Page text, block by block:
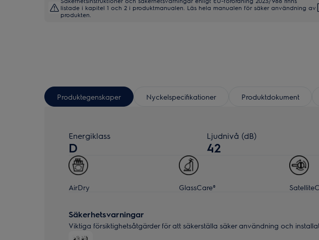
listade i kapitel 1 och 2 i produktmanualen. Läs hela manualen för säker användning av
produkten.
Produktegenskaper Nyckelspecifikationer Produktdokument
Energiklass
D
Ljudnivå (dB)
42
AirDry GlassCare®
Säkerhetsvarningar
Viktiga försiktighetsåtgärder för att säkerställa säker användning och